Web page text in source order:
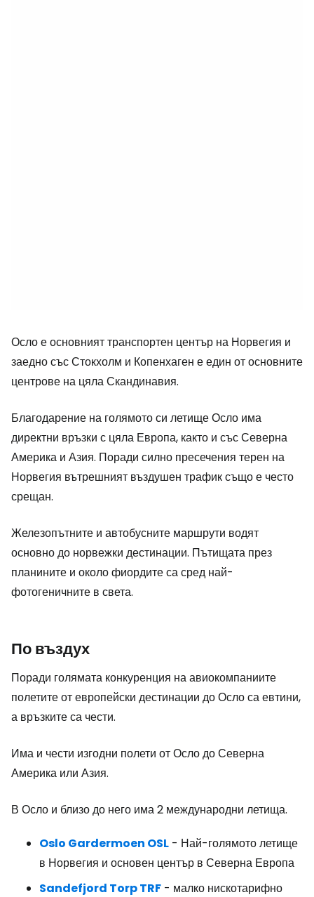
Осло е основният транспортен център на Норвегия и
заедно със Стокхолм и Копенхаген е един от основните
центрове на цяла Скандинавия.
Благодарение на голямото си летище Осло има
директни връзки с цяла Европа, както и със Северна
Америка и Азия. Поради силно пресечения терен на
Норвегия вътрешният въздушен трафик също е често
срещан.
Железопътните и автобусните маршрути водят
основно до норвежки дестинации. Пътищата през
планините и около фиордите са сред най-
фотогеничните в света.
По въздух
Поради голямата конкуренция на авиокомпаниите
полетите от европейски дестинации до Осло са евтини,
а връзките са чести.
Има и чести изгодни полети от Осло до Северна
Америка или Азия.
В Осло и близо до него има 2 международни летища.
Oslo Gardermoen OSL - Най-голямото летище
в Норвегия и основен център в Северна Европа
Sandefjord Torp TRF - малко нискотарифно